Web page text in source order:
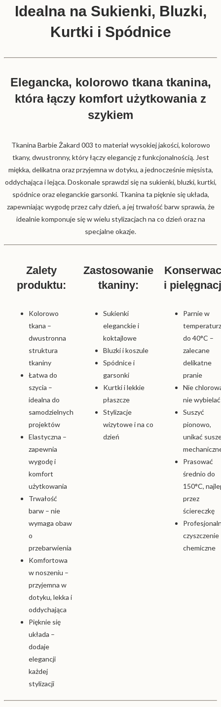
Idealna na Sukienki, Bluzki,
Kurtki i Spódnice
Elegancka, kolorowo tkana tkanina,
która łączy komfort użytkowania z
szykiem
Tkanina Barbie Żakard 003 to materiał wysokiej jakości, kolorowo
tkany, dwustronny, który łączy elegancję z funkcjonalnością. Jest
miękka, delikatna oraz przyjemna w dotyku, a jednocześnie mięsista,
oddychająca i lejąca. Doskonale sprawdzi się na sukienki, bluzki, kurtki,
spódnice oraz eleganckie garsonki. Tkanina ta pięknie się układa,
zapewniając wygodę przez cały dzień, a jej trwałość barw sprawia, że
idealnie komponuje się w wielu stylizacjach na co dzień oraz na
specjalne okazje.
Zalety
produktu:
Kolorowo
tkana –
dwustronna
struktura
tkaniny
Łatwa do
szycia –
idealna do
samodzielnych
projektów
Elastyczna –
zapewnia
wygodę i
komfort
użytkowania
Trwałość
barw – nie
wymaga obaw
o
przebarwienia
Komfortowa
w noszeniu –
przyjemna w
dotyku, lekka i
oddychająca
Pięknie się
układa –
dodaje
elegancji
każdej
stylizacji
Zastosowanie
tkaniny:
Sukienki
eleganckie i
koktajlowe
Bluzki i koszule
Spódnice i
garsonki
Kurtki i lekkie
płaszcze
Stylizacje
wizytowe i na co
dzień
i
Parnie w
do 40°C –
zalecane
delikatne
pranie
Nie
nie wybielać
Suszyć
pionowo,
unikać
Prasować
średnio do
150°C,
przez
ściereczkę
czyszczenie
chemiczne